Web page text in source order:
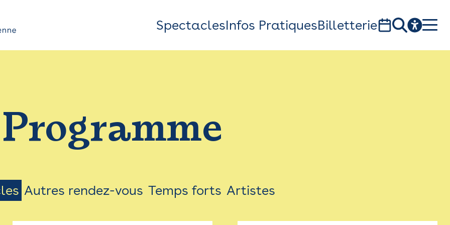
Top
Bar
Menu
SpectaclesInfos PratiquesBilletterie
1, av. du Chateau d'eau - 31300 Toulouse
Programme
Autres rendez-vous Temps forts Artistes